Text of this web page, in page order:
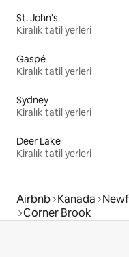
St. John's
Kiralık tatil yerleri
Gaspé
Kiralık tatil yerleri
Sydney
Kiralık tatil yerleri
Deer Lake
Kiralık tatil yerleri
Airbnb Kanada
Corner Brook